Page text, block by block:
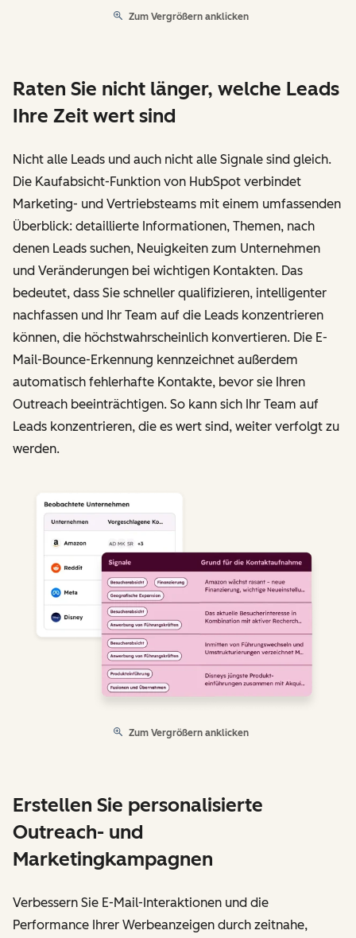
Zum Vergrößern anklicken
Raten Sie nicht länger, welche Leads
Ihre Zeit wert sind
Nicht alle Leads und auch nicht alle Signale sind gleich.
Die Kaufabsicht-Funktion von HubSpot verbindet
Marketing- und Vertriebsteams mit einem umfassenden
Überblick: detaillierte Informationen, Themen, nach
denen Leads suchen, Neuigkeiten zum Unternehmen
und Veränderungen bei wichtigen Kontakten. Das
bedeutet, dass Sie schneller qualifizieren, intelligenter
nachfassen und Ihr Team auf die Leads konzentrieren
können, die höchstwahrscheinlich konvertieren. Die E-
Mail-Bounce-Erkennung kennzeichnet außerdem
automatisch fehlerhafte Kontakte, bevor sie Ihren
Outreach beeinträchtigen. So kann sich Ihr Team auf
Leads konzentrieren, die es wert sind, weiter verfolgt zu
werden.
Zum Vergrößern anklicken
Erstellen Sie personalisierte
Outreach- und
Marketingkampagnen
Verbessern Sie E-Mail-Interaktionen und die
Performance Ihrer Werbeanzeigen durch zeitnahe,